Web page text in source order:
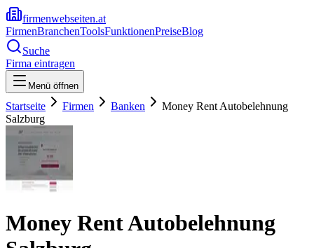
firmenwebseiten.at
FirmenBranchenToolsFunktionenPreiseBlog
Suche
Firma eintragen
Menü öffnen
Startseite Firmen Banken
Money Rent Autobelehnung
Salzburg
Money Rent Autobelehnung